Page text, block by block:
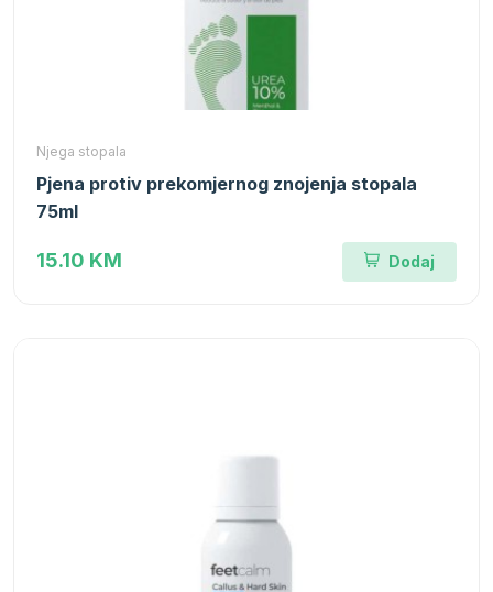
Njega stopala
Pjena protiv prekomjernog znojenja stopala
75ml
15.10 KM Dodaj